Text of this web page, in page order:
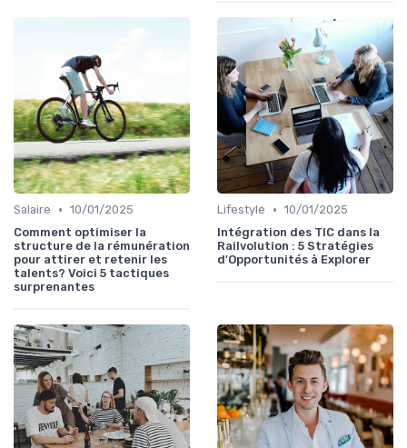
Salaire • 10/01/2025
Comment optimiser la
structure de la rémunération
pour attirer et retenir les
talents? Voici 5 tactiques
surprenantes
Lifestyle • 10/01/2025
Intégration des TIC dans la
Railvolution : 5 Stratégies
d'Opportunités à Explorer